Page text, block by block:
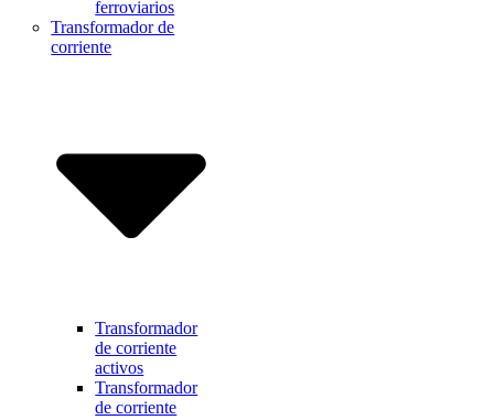
ferroviarios
Transformador de
corriente
Transformador
de corriente
activos
Transformador
de corriente